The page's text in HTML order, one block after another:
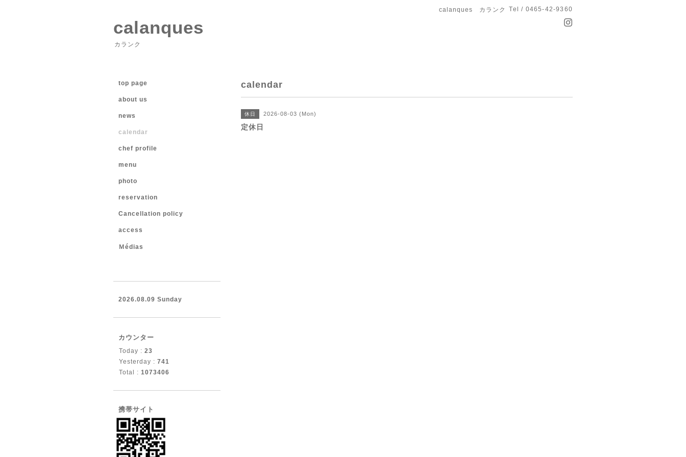
calanques カランク Tel / 0465-42-9360
calanques
カランク
calendar
休日 2026-08-03 (Mon)
定休日
top page
about us
news
calendar
chef profile
menu
photo
reservation
Cancellation policy
access
Ｍédias
2026.08.09 Sunday
カウンター
Today : 23
Yesterday : 741
Total : 1073406
携帯サイト